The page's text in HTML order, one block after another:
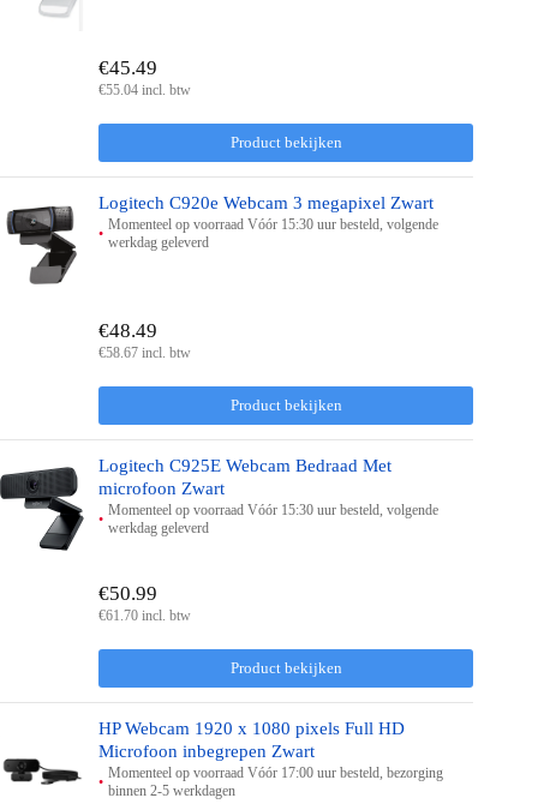
Product bekijken
€45.49
€55.04 incl. btw
Logitech C920e Webcam 3 megapixel Zwart
Momenteel op voorraad Vóór 15:30 uur besteld, volgende
werkdag geleverd
Product bekijken
€48.49
€58.67 incl. btw
Logitech C925E Webcam Bedraad Met
microfoon Zwart
Momenteel op voorraad Vóór 15:30 uur besteld, volgende
werkdag geleverd
Product bekijken
€50.99
€61.70 incl. btw
HP Webcam 1920 x 1080 pixels Full HD
Microfoon inbegrepen Zwart
Momenteel op voorraad Vóór 17:00 uur besteld, bezorging
binnen 2-5 werkdagen